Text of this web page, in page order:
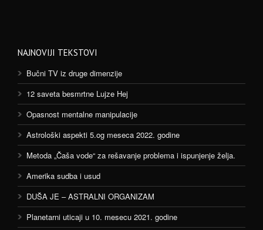
NAJNOVIJI TEKSTOVI
Bučni TV iz druge dimenzije
12 saveta besmrtne Lujze Hej
Opasnost mentalne manipulacije
Astrološki aspekti 5.og meseca 2022. godine
Metoda „Čaša vode“ za rešavanje problema i ispunjenje želja.
Amerika sudba i usud
DUŠA JE – ASTRALNI ORGANIZAM
Planetarni uticaji u 10. mesecu 2021. godine